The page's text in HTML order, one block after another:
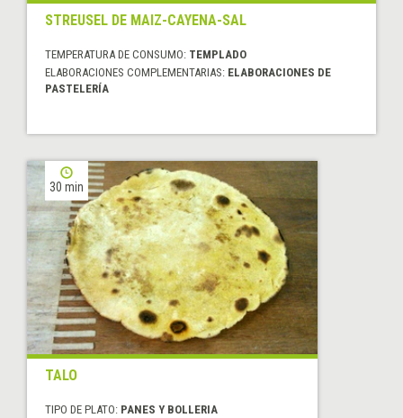
STREUSEL DE MAIZ-CAYENA-SAL
TEMPERATURA DE CONSUMO: TEMPLADO
ELABORACIONES COMPLEMENTARIAS: ELABORACIONES DE
PASTELERÍA
30 min
TALO
TIPO DE PLATO: PANES Y BOLLERIA